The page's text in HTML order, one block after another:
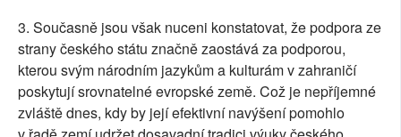
3. Současně jsou však nuceni konstatovat, že podpora ze
strany českého státu značně zaostává za podporou,
kterou svým národním jazykům a kulturám v zahraničí
poskytují srovnatelné evropské země. Což je nepříjemné
zvláště dnes, kdy by její efektivní navýšení pomohlo